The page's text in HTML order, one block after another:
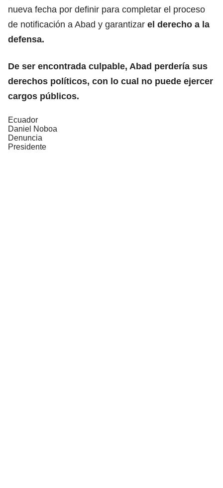
nueva fecha por definir para completar el proceso
de notificación a Abad y garantizar el derecho a la
defensa.
De ser encontrada culpable, Abad perdería sus
derechos políticos, con lo cual no puede ejercer
cargos públicos.
Ecuador
Daniel Noboa
Denuncia
Presidente